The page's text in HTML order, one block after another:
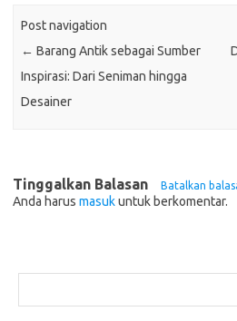
Post navigation
← Barang Antik sebagai Sumber
Inspirasi: Dari Seniman hingga
Desainer
Tinggalkan Balasan Batalkan
Anda harus masukuntuk berkomentar.